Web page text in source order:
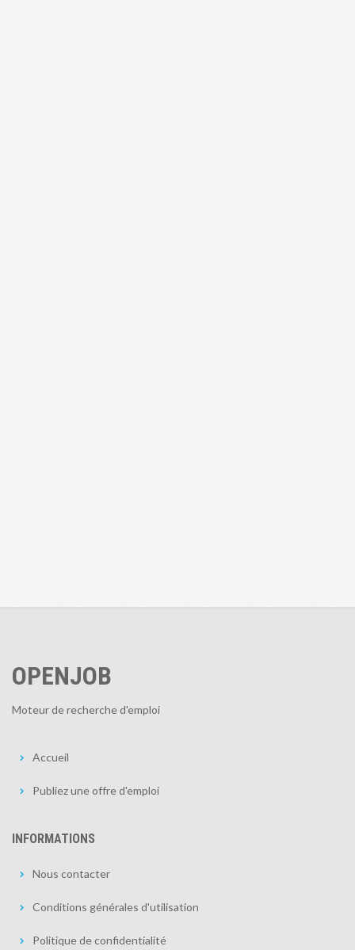
OPENJOB
Moteur de recherche d'emploi
Accueil
Publiez une offre d'emploi
INFORMATIONS
Nous contacter
Conditions générales d'utilisation
Politique de confidentialité